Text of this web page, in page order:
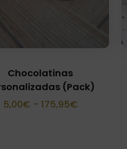
Chocolatinas
(Pack)
5,00€ - 175,95€Rango